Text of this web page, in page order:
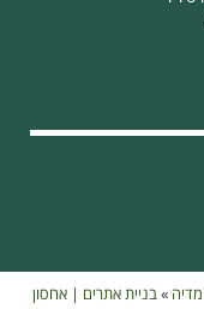
»בניית אתרים |אחסון